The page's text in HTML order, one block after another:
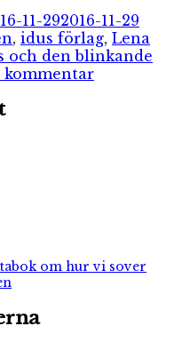
11-292016-11-29
, idus förlag, Lena
och den blinkande
kommentartill
om hur vi sover